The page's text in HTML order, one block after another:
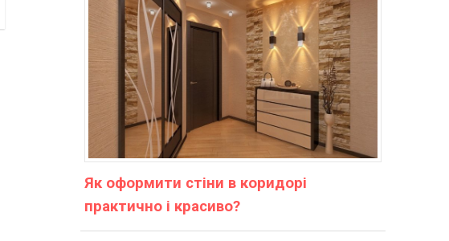
Як оформити стіни в коридорі
практично і красиво?